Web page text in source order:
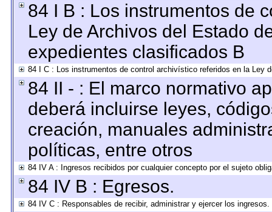
84 I B : Los instrumentos de
Ley de Archivos del Estado
expedientes clasificados B
84 I C : Los instrumentos de control archivístico referidos en la Ley
84 II - : El marco normativo
deberá incluirse leyes,
creación, manuales
políticas, entre otros
84 IV A : Ingresos recibidos por cualquier concepto por el sujeto
84 IV B : Egresos.
84 IV C : Responsables de recibir, administrar y ejercer los ingresos.